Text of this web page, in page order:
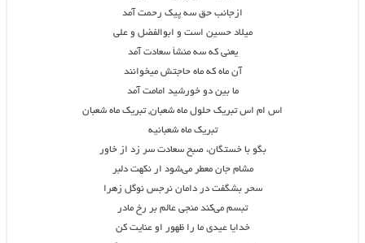
ازجانب حق سه پیک رحمت آمد
میلاد حسین است و ابوالفضل و علی
یعنی که سه منشأ سعادت آمد
آن ماه که ماه حاجتش میخوانند
ما بین دو خورشید امامت آمد
اس ام اس تبریک حلول ماه شعبان, تبریک ماه شعبان
تبریک ماه شعبانیه
بگو با خستگان، صبح سعادت سر زد از خاور
مشام جان معطر می‌شود ار نکهت دلبر
سحر بشگفت در دامان نرجس نوگل زهرا
تبسم می‌کند منجی عالم بر رخ مادر
خدایا عیدی ما را ظهور او عنایت کن